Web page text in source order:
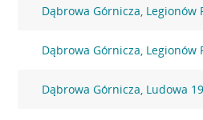
Dąbrowa Górnicza, Legionów
Dąbrowa Górnicza, Legionów
Dąbrowa Górnicza, Ludowa